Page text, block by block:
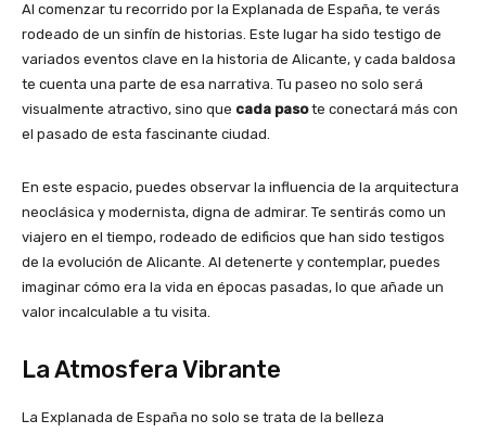
Al comenzar tu recorrido por la Explanada de España, te verás
rodeado de un sinfín de historias. Este lugar ha sido testigo de
variados eventos clave en la historia de Alicante, y cada baldosa
te cuenta una parte de esa narrativa. Tu paseo no solo será
visualmente atractivo, sino que cada pasote conectará más con
el pasado de esta fascinante ciudad.
En este espacio, puedes observar la influencia de la arquitectura
neoclásica y modernista, digna de admirar. Te sentirás como un
viajero en el tiempo, rodeado de edificios que han sido testigos
de la evolución de Alicante. Al detenerte y contemplar, puedes
imaginar cómo era la vida en épocas pasadas, lo que añade un
valor incalculable a tu visita.
La Atmosfera Vibrante
La Explanada de España no solo se trata de la belleza